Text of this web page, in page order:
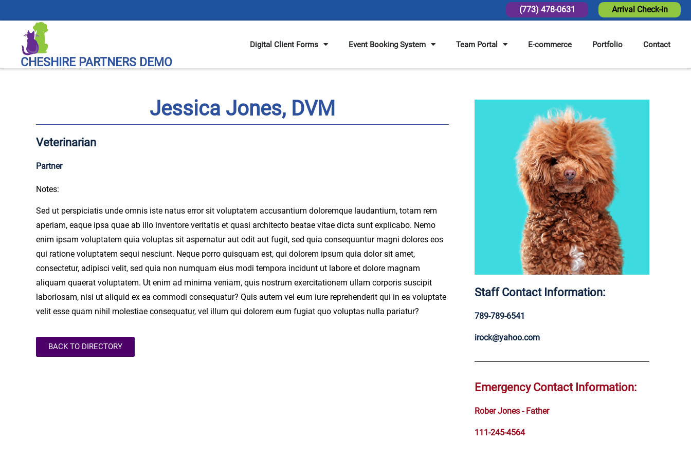
Arrival Check-in
(773) 478-0631
CHESHIRE PARTNERS DEMO
Digital Client Forms Event Booking System Team Portal E-commerce Portfolio Contact
Jessica Jones, DVM
Veterinarian
Partner
Notes:
Sed ut perspiciatis unde omnis iste natus error sit voluptatem accusantium doloremque laudantium, totam rem
aperiam, eaque ipsa quae ab illo inventore veritatis et quasi architecto beatae vitae dicta sunt explicabo. Nemo
enim ipsam voluptatem quia voluptas sit aspernatur aut odit aut fugit, sed quia consequuntur magni dolores eos
qui ratione voluptatem sequi nesciunt. Neque porro quisquam est, qui dolorem ipsum quia dolor sit amet,
consectetur, adipisci velit, sed quia non numquam eius modi tempora incidunt ut labore et dolore magnam
aliquam quaerat voluptatem. Ut enim ad minima veniam, quis nostrum exercitationem ullam corporis suscipit
laboriosam, nisi ut aliquid ex ea commodi consequatur? Quis autem vel eum iure reprehenderit qui in ea voluptate
velit esse quam nihil molestiae consequatur, vel illum qui dolorem eum fugiat quo voluptas nulla pariatur?
BACK TO DIRECTORY
Staff Contact Information:
789-789-6541
irock@yahoo.com
Emergency Contact Information:
Rober Jones - Father
111-245-4564